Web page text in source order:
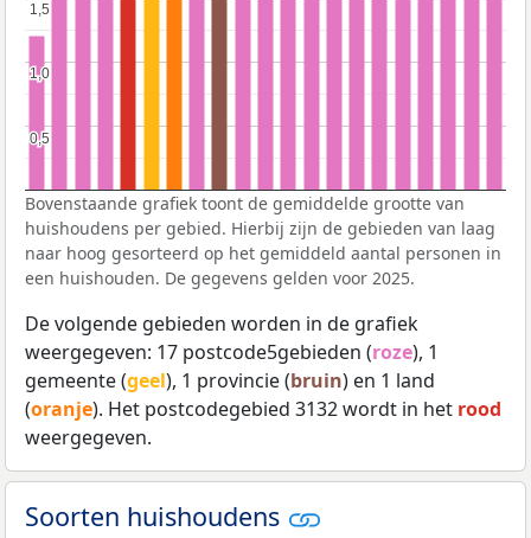
0,5
0,5
1,0
1,0
1,5
1,5
Bovenstaande grafiek toont de gemiddelde grootte van
huishoudens per gebied. Hierbij zijn de gebieden van laag
naar hoog gesorteerd op het gemiddeld aantal personen in
een huishouden. De gegevens gelden voor 2025.
De volgende gebieden worden in de grafiek
weergegeven: 17 postcode5gebieden (roze), 1
gemeente (geel), 1 provincie (bruin) en 1 land
(oranje). Het postcodegebied 3132 wordt in het rood
weergegeven.
Soorten huishoudens